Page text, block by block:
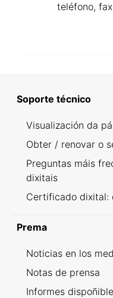
teléfono,
Soporte técnico
Visualización da
Obter / renovar o
Preguntas máis
dixitais
Certificado dixital:
Prema
Noticias en los
Notas de prensa
Informes